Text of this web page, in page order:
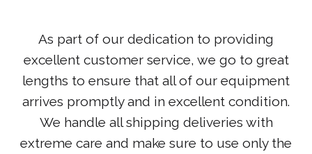
As part of our dedication to providing
excellent customer service, we go to great
lengths to ensure that all of our equipment
arrives promptly and in excellent condition.
We handle all shipping deliveries with
extreme care and make sure to use only the